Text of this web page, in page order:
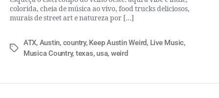
colorida, cheia de música ao vivo, food trucks deliciosos,
murais de street art e natureza por […]
ATX, Austin, country, Keep Austin Weird, Live Music,
Musica Country, texas, usa, weird